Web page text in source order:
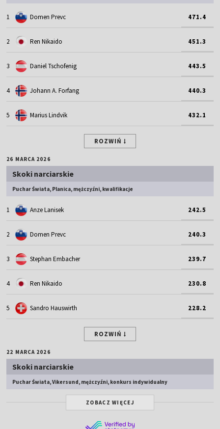
1 Domen Prevc 471.4
2 Ren Nikaido 451.3
3 Daniel Tschofenig 443.5
4 Johann A. Forfang 440.3
5 Marius Lindvik 432.1
ROZWIŃ
26 MARCA 2026
Skoki narciarskie
Puchar Świata, Planica, mężczyźni, kwalifikacje
1 Anze Lanisek 242.5
2 Domen Prevc 240.3
3 Stephan Embacher 239.7
4 Ren Nikaido 230.8
5 Sandro Hauswirth 228.2
ROZWIŃ
22 MARCA 2026
Skoki narciarskie
Puchar Świata, Vikersund, mężczyźni, konkurs indywidualny
ZOBACZ WIĘCEJ